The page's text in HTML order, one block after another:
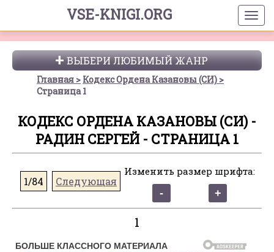
VSE-KNIGI.ORG
ВЫБЕРИ ЛЮБИМЫЙ ЖАНР
Главная
Кодекс Ордена Казановы (СИ)
Страница 1
КОДЕКС ОРДЕНА КАЗАНОВЫ (СИ) -
РАДИН СЕРГЕЙ - СТРАНИЦА 1
1/84 Следующая
Изменить размер шрифта:
1